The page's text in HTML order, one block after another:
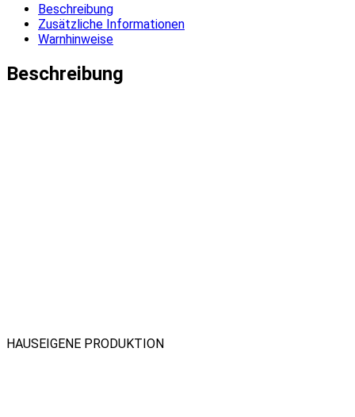
Beschreibung
Zusätzliche Informationen
Warnhinweise
Beschreibung
HAUSEIGENE PRODUKTION